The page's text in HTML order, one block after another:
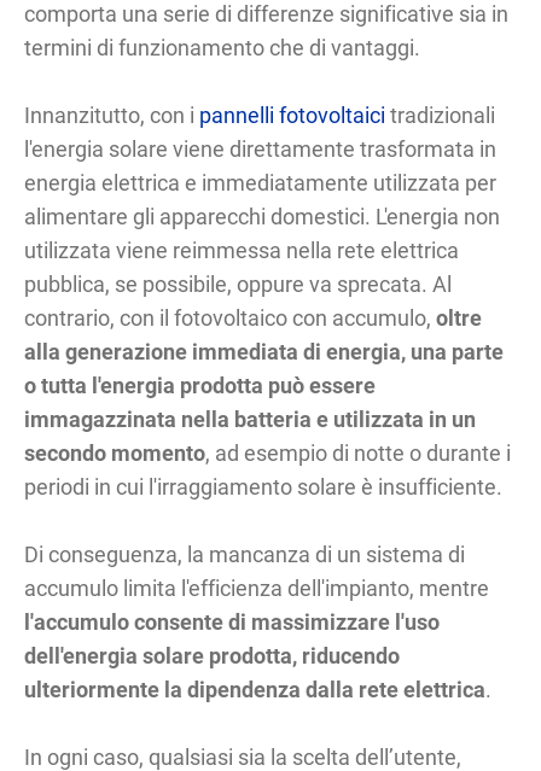
comporta una serie di differenze significative sia in
termini di funzionamento che di vantaggi.
Innanzitutto, con i pannelli fotovoltaici tradizionali
l'energia solare viene direttamente trasformata in
energia elettrica e immediatamente utilizzata per
alimentare gli apparecchi domestici. L'energia non
utilizzata viene reimmessa nella rete elettrica
pubblica, se possibile, oppure va sprecata. Al
contrario, con il fotovoltaico con accumulo,oltre
alla generazione immediata di energia, una parte
o tutta l'energia prodotta può essere
immagazzinata nella batteria e utilizzata in un
secondo momento, ad esempio di notte o durante i
periodi in cui l'irraggiamento solare è insufficiente.
Di conseguenza, la mancanza di un sistema di
accumulo limita l'efficienza dell'impianto, mentre
l'accumulo consente di massimizzare l'uso
dell'energia solare prodotta, riducendo
ulteriormente la dipendenza dalla rete elettrica.
In ogni caso, qualsiasi sia la scelta dell’utente,